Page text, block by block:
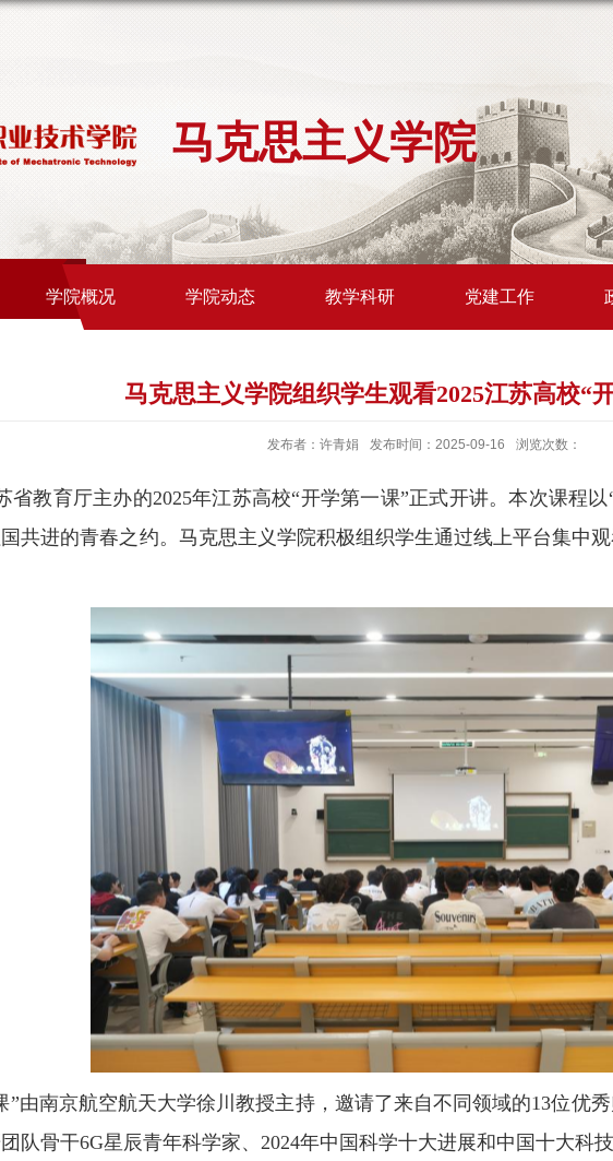
马克思主义学院
学院概况 学院动态 教学科研 党建工作
马克思主义学院组织学生观看2025江苏高校“
发布者：许青娟 发布时间：2025-09-16 浏览次数：
省教育厅主办的2025年江苏高校“开学第一课”正式开讲。本次课程
共进的青春之约。马克思主义学院积极组织学生通过线上平台集中
”由南京航空航天大学徐川教授主持，邀请了来自不同领域的13位优
队骨干6G星辰青年科学家、2024年中国科学十大进展和中国十大科